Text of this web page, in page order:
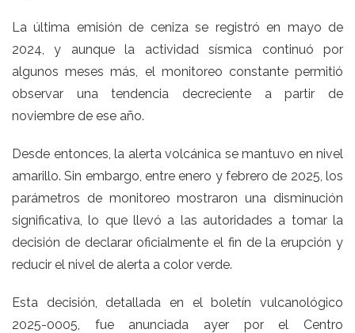
La última emisión de ceniza se registró en mayo de
2024, y aunque la actividad sísmica continuó por
algunos meses más, el monitoreo constante permitió
observar una tendencia decreciente a partir de
noviembre de ese año.
Desde entonces, la alerta volcánica se mantuvo en nivel
amarillo. Sin embargo, entre enero y febrero de 2025, los
parámetros de monitoreo mostraron una disminución
significativa, lo que llevó a las autoridades a tomar la
decisión de declarar oficialmente el fin de la erupción y
reducir el nivel de alerta a color verde.
Esta decisión, detallada en el boletín vulcanológico
2025-0005, fue anunciada ayer por el Centro